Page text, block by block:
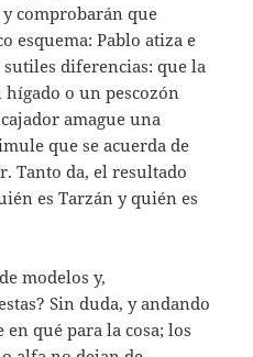
y comprobarán que
esquema: Pablo atiza e
diferencias: que la
hígado o un pescozón
amague una
que se acuerda de
Tanto da, el resultado
es Tarzán y quién es
modelos y,
Sin duda, y andando
qué para la cosa; los